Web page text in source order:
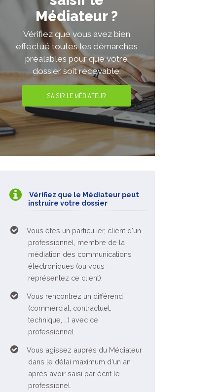
Médiateur ?
Vérifiez que vous avez bien
effectué toutes les démarches
préalables pour que votre
dossier soit recevable.
SAISIR LE MÉDIATEUR
Vérifiez que le Médiateur peut
instruire votre dossier
Vous êtes un particulier, client d'un
professionnel, membre de la
médiation des communications
électroniques (ou vous
représentez ce client).
Vous rencontrez un différend
(commercial, contractuel,
technique, …) avec ce
professionnel.
Vous agissez auprès du Médiateur
dans le délai maximum d'un an
après avoir saisi par écrit le
professionel.